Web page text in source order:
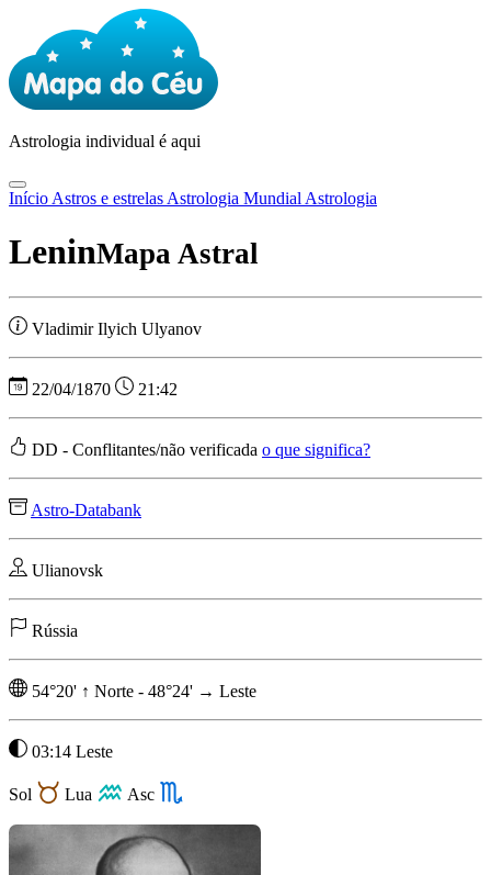
Astrologia individual é aqui
Início Astros e estrelas Astrologia Mundial Astrologia
LeninMapa Astral
Vladimir Ilyich Ulyanov
22/04/1870 21:42
DD - Conflitantes/não verificada o que significa?
Astro-Databank
Ulianovsk
Rússia
54°20' ↑ Norte - 48°24' → Leste
03:14 Leste
Sol Lua Asc